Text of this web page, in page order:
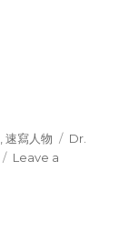
,速寫人物 Tags
Dr.
Leave a